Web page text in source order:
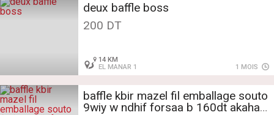
deux baffle boss
200 DT
14 KM
EL MANAR 1
1 MOIS
baffle kbir mazel fil emballage souto
9wiy w ndhif forsaa b 160dt akahaw